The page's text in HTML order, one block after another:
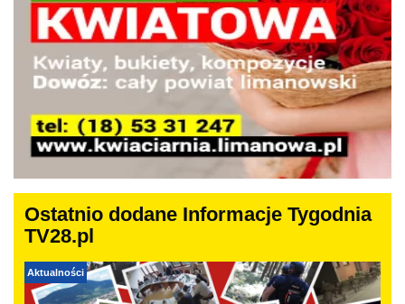
Ostatnio dodane Informacje Tygodnia
TV28.pl
Aktualności